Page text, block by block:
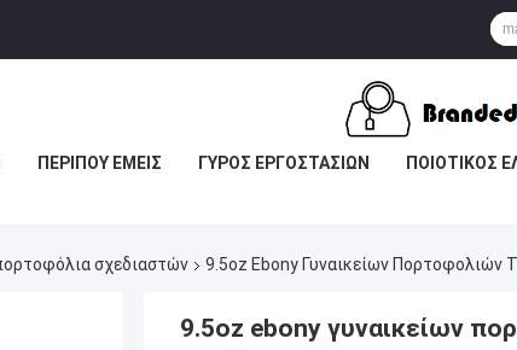
ΠΕΡΊΠΟΥ ΕΜΕΊΣ ΓΎΡΟΣ ΕΡΓΟΣΤΑΣΊΩΝ ΠΟΙΟΤΙΚΌΣ
σχεδιαστών 9.5oz Ebony Γυναικείων Πορτοφολιών
9.5oz ebony γυναικείων